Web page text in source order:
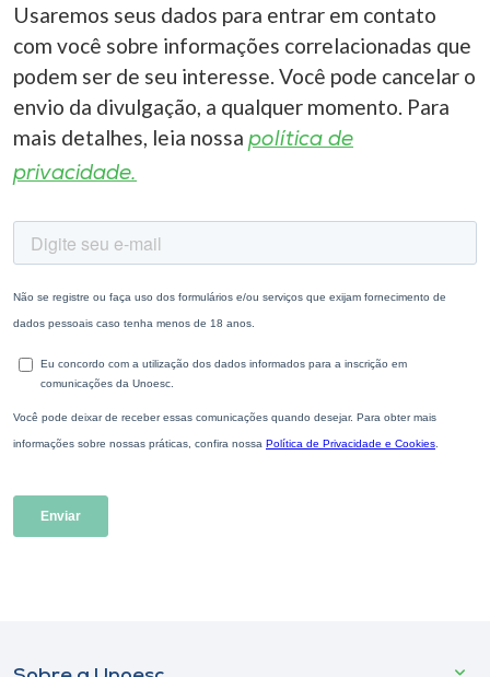
Usaremos seus dados para entrar em contato
com você sobre informações correlacionadas que
podem ser de seu interesse. Você pode cancelar o
envio da divulgação, a qualquer momento. Para
mais detalhes, leia nossa política de
privacidade.